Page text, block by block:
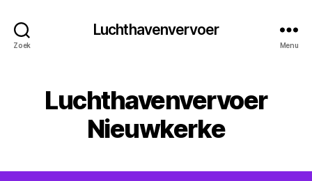
Zoek
Luchthavenvervoer
Menu
Luchthavenvervoer
Nieuwkerke